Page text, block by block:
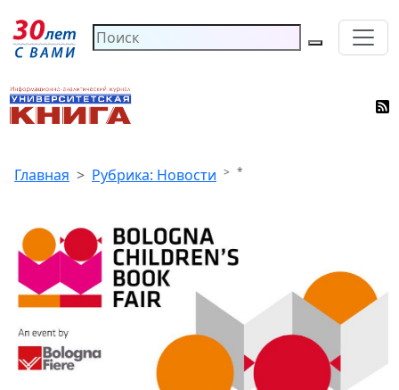
Главная Рубрика: Новости *